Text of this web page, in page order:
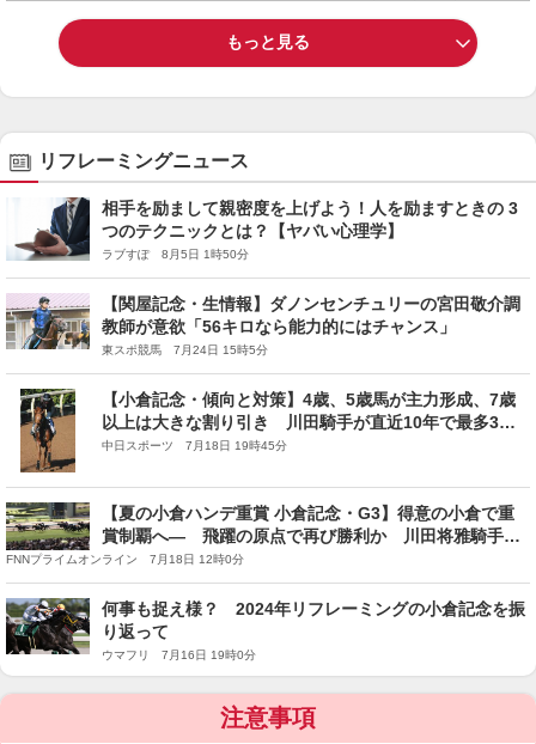
もっと見る
リフレーミングニュース
相手を励まして親密度を上げよう！人を励ますときの 3
つのテクニックとは？【ヤバい心理学】
ラブすぽ 8月5日 1時50分
【関屋記念・生情報】ダノンセンチュリーの宮田敬介調
教師が意欲「56キロなら能力的にはチャンス」
東スポ競馬 7月24日 15時5分
【小倉記念・傾向と対策】4歳、5歳馬が主力形成、7歳
以上は大きな割り引き 川田騎手が直近10年で最多3
勝、今年はガイアメンテで挑む
中日スポーツ 7月18日 19時45分
【夏の小倉ハンデ重賞 小倉記念・G3】得意の小倉で重
賞制覇へ― 飛躍の原点で再び勝利か 川田将雅騎手に
注目
FNNプライムオンライン 7月18日 12時0分
何事も捉え様？ 2024年リフレーミングの小倉記念を振
り返って
ウマフリ 7月16日 19時0分
注意事項